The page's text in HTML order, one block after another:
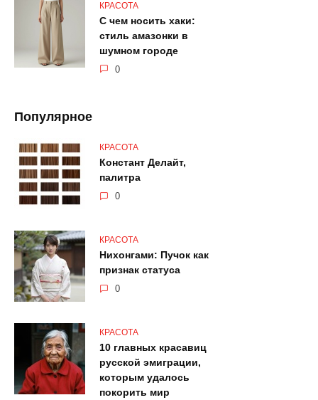
КРАСОТА
С чем носить хаки:
стиль амазонки в
шумном городе
0
Популярное
КРАСОТА
Констант Делайт,
палитра
0
КРАСОТА
Нихонгами: Пучок как
признак статуса
0
КРАСОТА
10 главных красавиц
русской эмиграции,
которым удалось
покорить мир